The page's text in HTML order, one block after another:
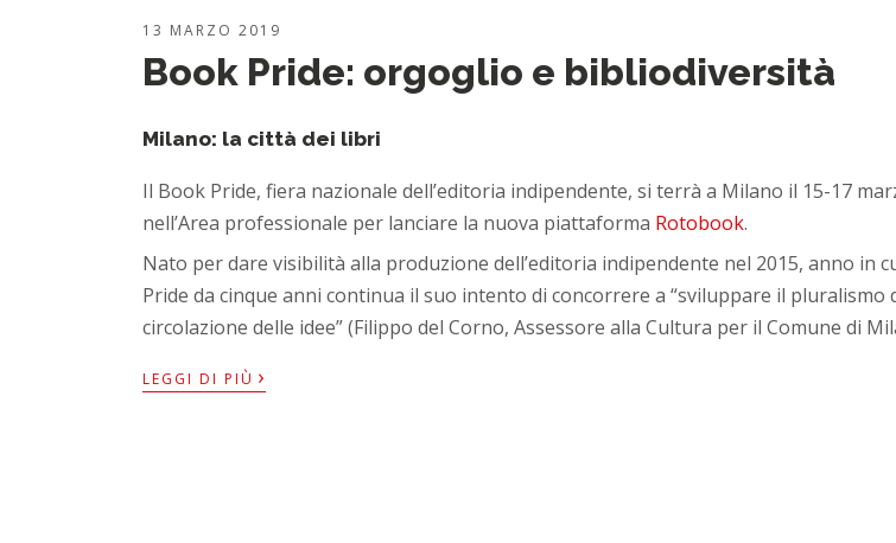
13 MARZO 2019
Book Pride: orgoglio e bibliodiversità
Milano: la città dei libri
Il Book Pride, fiera nazionale dell’editoria indipendente, si terrà a Milano il 15-17
nell’Area professionale per lanciare la nuova piattaforma Rotobook.
Nato per dare visibilità alla produzione dell’editoria indipendente nel 2015, anno in
Pride da cinque anni continua il suo intento di concorrere a “sviluppare il
circolazione delle idee” (Filippo del Corno, Assessore alla Cultura per il Comune di
LEGGI DI PIÙ ›